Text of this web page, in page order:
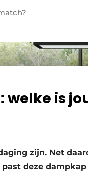
in de keuken-,
is
zijn. Net
deze